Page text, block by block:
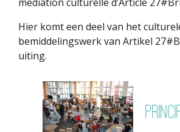
médiation culturelle d’Article
Hier komt een deel van het
bemiddelingswerk van Artikel
uiting.